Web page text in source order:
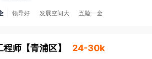
领导好 发展空间大 五险一金
程师 【青浦区】 24-30k